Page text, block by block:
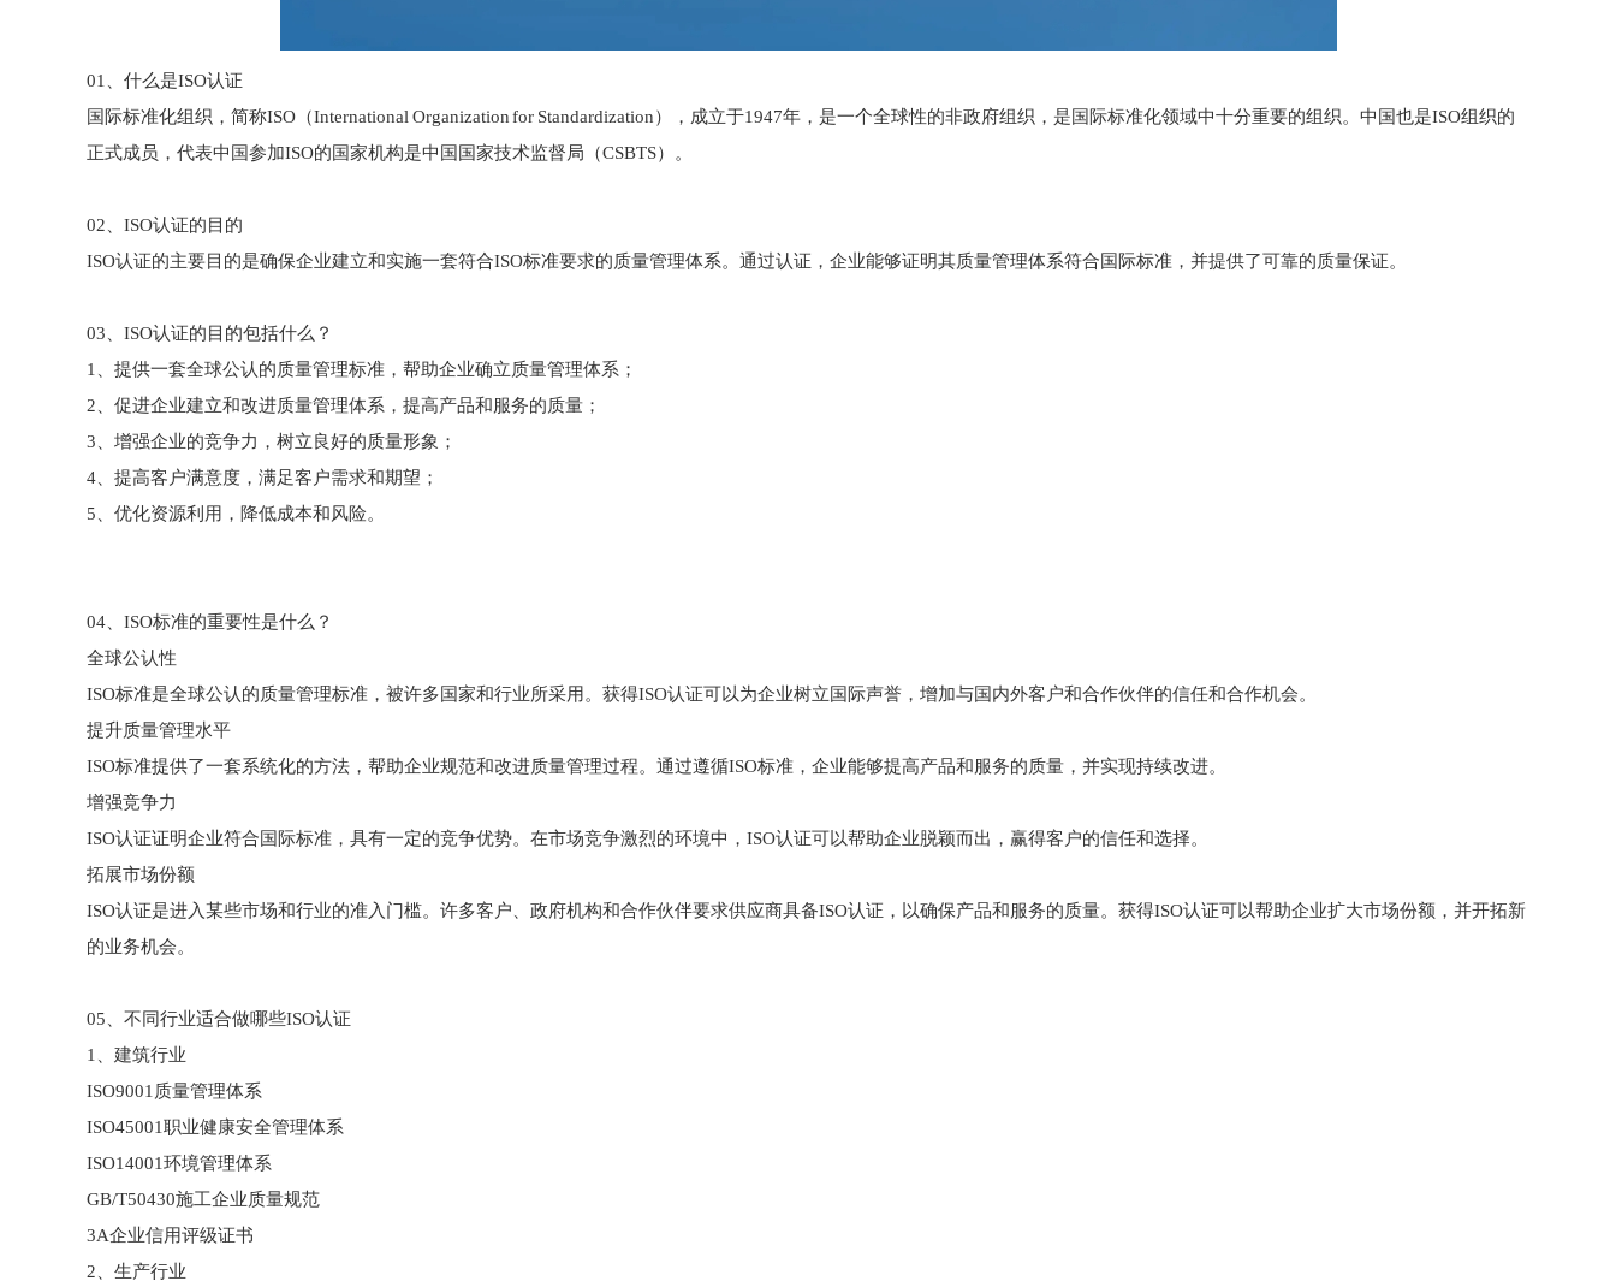
01、什么是ISO认证
国际标准化组织，简称ISO（International Organization for Standardization），成立于1947年，是一个全球性的非政府组织，是国际标准化领域中十分重要的组织。中国也是ISO组织的
正式成员，代表中国参加ISO的国家机构是中国国家技术监督局（CSBTS）。
02、ISO认证的目的
ISO认证的主要目的是确保企业建立和实施一套符合ISO标准要求的质量管理体系。通过认证，企业能够证明其质量管理体系符合国际标准，并提供了可靠的质量保证。
03、ISO认证的目的包括什么？
1、提供一套全球公认的质量管理标准，帮助企业确立质量管理体系；
2、促进企业建立和改进质量管理体系，提高产品和服务的质量；
3、增强企业的竞争力，树立良好的质量形象；
4、提高客户满意度，满足客户需求和期望；
5、优化资源利用，降低成本和风险。
04、ISO标准的重要性是什么？
全球公认性
ISO标准是全球公认的质量管理标准，被许多国家和行业所采用。获得ISO认证可以为企业树立国际声誉，增加与国内外客户和合作伙伴的信任和合作机会。
提升质量管理水平
ISO标准提供了一套系统化的方法，帮助企业规范和改进质量管理过程。通过遵循ISO标准，企业能够提高产品和服务的质量，并实现持续改进。
增强竞争力
ISO认证证明企业符合国际标准，具有一定的竞争优势。在市场竞争激烈的环境中，ISO认证可以帮助企业脱颖而出，赢得客户的信任和选择。
拓展市场份额
ISO认证是进入某些市场和行业的准入门槛。许多客户、政府机构和合作伙伴要求供应商具备ISO认证，以确保产品和服务的质量。获得ISO认证可以帮助企业扩大市场份额，并开拓新
的业务机会。
05、不同行业适合做哪些ISO认证
1、建筑行业
ISO9001质量管理体系
ISO45001职业健康安全管理体系
ISO14001环境管理体系
GB/T50430施工企业质量规范
3A企业信用评级证书
2、生产行业